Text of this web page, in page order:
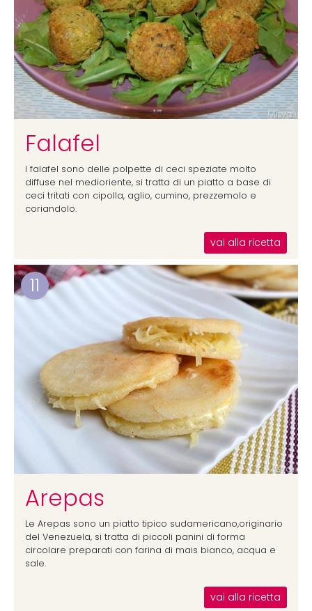
Falafel
I falafel sono delle polpette di ceci speziate molto
diffuse nel medioriente, si tratta di un piatto a base di
ceci tritati con cipolla, aglio, cumino, prezzemolo e
coriandolo.
vai alla ricetta
11
Arepas
Le Arepas sono un piatto tipico sudamericano,originario
del Venezuela, si tratta di piccoli panini di forma
circolare preparati con farina di mais bianco, acqua e
sale.
vai alla ricetta